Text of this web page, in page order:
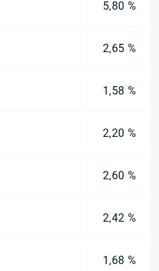
5,80 %
2,65 %
1,58 %
2,20 %
2,60 %
2,42 %
1,68 %